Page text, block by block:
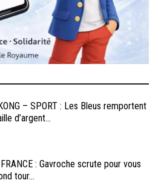
– SPORT : Les Bleus remportent
d’argent...
: Gavroche scrute pour vous
tour...